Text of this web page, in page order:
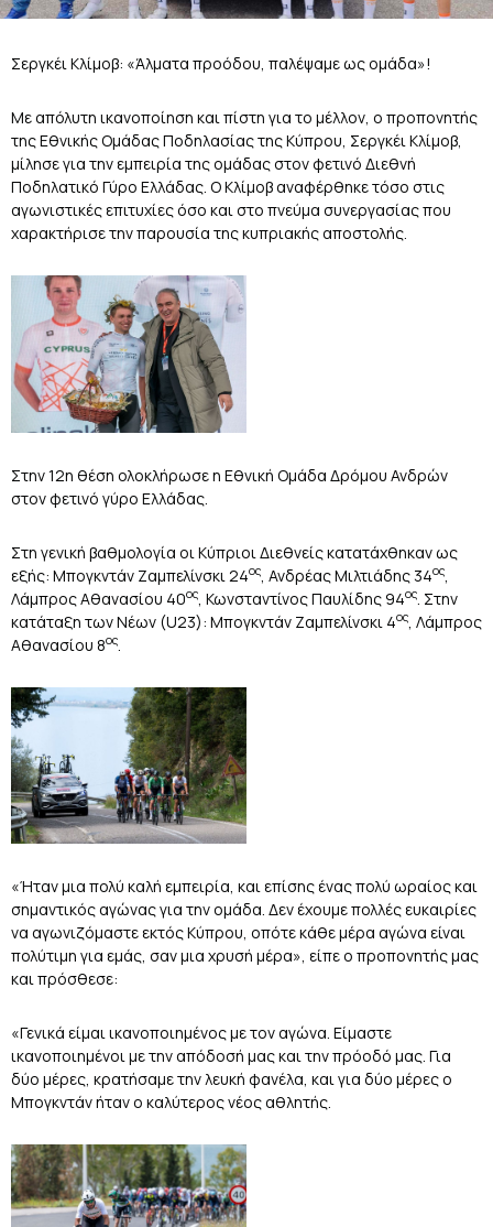
Σεργκέι Κλίμοβ: «Άλματα προόδου, παλέψαμε ως ομάδα»!
Με απόλυτη ικανοποίηση και πίστη για το μέλλον, ο προπονητής
της Εθνικής Ομάδας Ποδηλασίας της Κύπρου, Σεργκέι Κλίμοβ,
μίλησε για την εμπειρία της ομάδας στον φετινό Διεθνή
Ποδηλατικό Γύρο Ελλάδας. Ο Κλίμοβ αναφέρθηκε τόσο στις
αγωνιστικές επιτυχίες όσο και στο πνεύμα συνεργασίας που
χαρακτήρισε την παρουσία της κυπριακής αποστολής.
Στην 12η θέση ολοκλήρωσε η Εθνική Ομάδα Δρόμου Ανδρών
στον φετινό γύρο Ελλάδας.
Στη γενική βαθμολογία οι Κύπριοι Διεθνείς κατατάχθηκαν ως
εξής: Μπογκντάν Ζαμπελίνσκι 24ος , Ανδρέας Μιλτιάδης 34ος
Λάμπρος Αθανασίου 40ος , Κωνσταντίνος Παυλίδης 94ος . Στην
κατάταξη των Νέων (U23): Μπογκντάν Ζαμπελίνσκι 4ος , Λάμπρος
Αθανασίου 8ος
«Ήταν μια πολύ καλή εμπειρία, και επίσης ένας πολύ ωραίος και
σημαντικός αγώνας για την ομάδα. Δεν έχουμε πολλές ευκαιρίες
να αγωνιζόμαστε εκτός Κύπρου, οπότε κάθε μέρα αγώνα είναι
πολύτιμη για εμάς, σαν μια χρυσή μέρα», είπε ο προπονητής μας
και πρόσθεσε:
«Γενικά είμαι ικανοποιημένος με τον αγώνα. Είμαστε
ικανοποιημένοι με την απόδοσή μας και την πρόοδό μας. Για
δύο μέρες, κρατήσαμε την λευκή φανέλα, και για δύο μέρες ο
Μπογκντάν ήταν ο καλύτερος νέος αθλητής.